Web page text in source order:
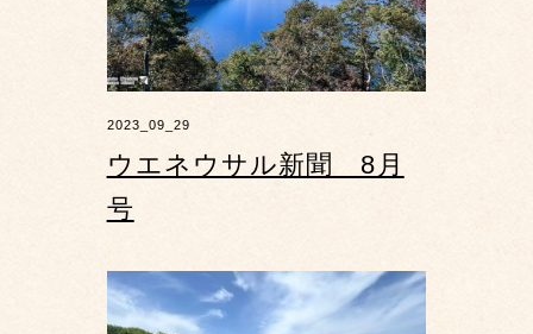
2023_09_29
ウエネウサル新聞 8月
号